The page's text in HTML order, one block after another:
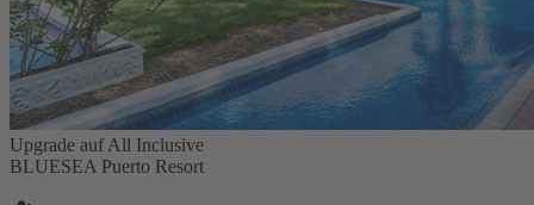
Upgrade auf All Inclusive
BLUESEA Puerto Resort